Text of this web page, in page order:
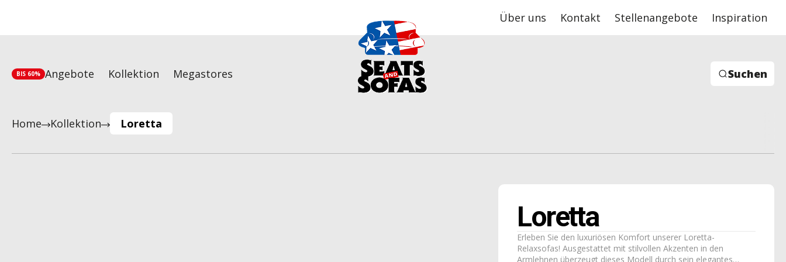
Über uns Kontakt Stellenangebote Inspiration
BIS 60% Angebote Kollektion Megastores Suchen
Home Kollektion Loretta
Loretta
Erleben Sie den luxuriösen Komfort unserer Loretta-
Relaxsofas! Ausgestattet mit stilvollen Akzenten in den
Armlehnen überzeugt dieses Modell durch sein elegantes